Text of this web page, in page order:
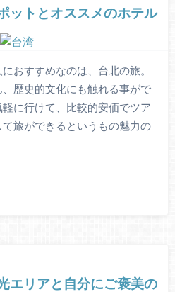
ットとオススメのホテル
おすすめなのは、台北の旅。
歴史的文化にも触れる事がで
に行けて、比較的安価でツア
旅ができるというもの魅力の
エリアと自分にご褒美の